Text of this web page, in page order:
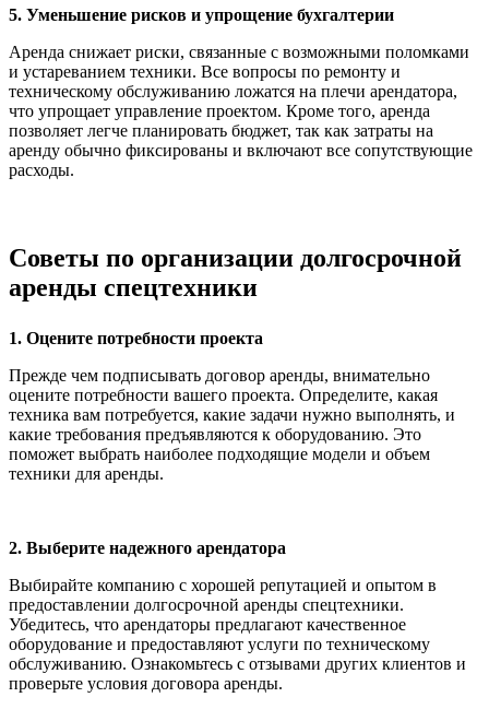
5. Уменьшение рисков и упрощение бухгалтерии
Аренда снижает риски, связанные с возможными поломками
и устареванием техники. Все вопросы по ремонту и
техническому обслуживанию ложатся на плечи арендатора,
что упрощает управление проектом. Кроме того, аренда
позволяет легче планировать бюджет, так как затраты на
аренду обычно фиксированы и включают все сопутствующие
расходы.
Советы по организации долгосрочной
аренды спецтехники
1. Оцените потребности проекта
Прежде чем подписывать договор аренды, внимательно
оцените потребности вашего проекта. Определите, какая
техника вам потребуется, какие задачи нужно выполнять, и
какие требования предъявляются к оборудованию. Это
поможет выбрать наиболее подходящие модели и объем
техники для аренды.
2. Выберите надежного арендатора
Выбирайте компанию с хорошей репутацией и опытом в
предоставлении долгосрочной аренды спецтехники.
Убедитесь, что арендаторы предлагают качественное
оборудование и предоставляют услуги по техническому
обслуживанию. Ознакомьтесь с отзывами других клиентов и
проверьте условия договора аренды.